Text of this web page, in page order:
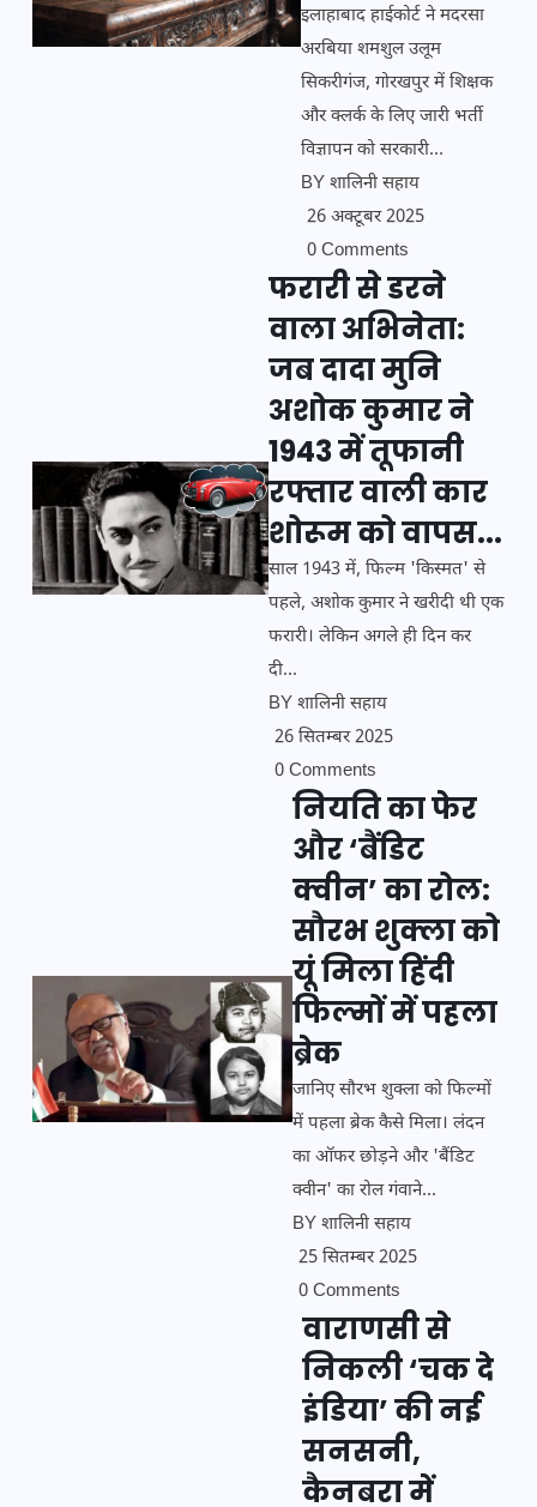
इलाहाबाद हाईकोर्ट ने मदरसा
अरबिया शमशुल उलूम
सिकरीगंज, गोरखपुर में शिक्षक
और क्लर्क के लिए जारी भर्ती
विज्ञापन को सरकारी...
BYशालिनी सहाय
26 अक्टूबर 2025
0 Comments
फरारी से डरने
वाला अभिनेता:
जब दादा मुनि
अशोक कुमार ने
1943 में तूफानी
रफ्तार वाली कार
शोरूम को वापस...
साल 1943 में, फिल्म 'किस्मत' से
पहले, अशोक कुमार ने खरीदी थी एक
फरारी। लेकिन अगले ही दिन कर
दी...
BYशालिनी सहाय
26 सितम्बर 2025
0 Comments
नियति का फेर
और ‘बैंडिट
क्वीन’ का रोल:
सौरभ शुक्ला को
यूं मिला हिंदी
फिल्मों में पहला
ब्रेक
जानिए सौरभ शुक्ला को फिल्मों
में पहला ब्रेक कैसे मिला। लंदन
का ऑफर छोड़ने और 'बैंडिट
क्वीन' का रोल गंवाने...
BY शालिनी सहाय
25 सितम्बर 2025
0 Comments
वाराणसी से
निकली ‘चक दे
इंडिया’ की नई
सनसनी,
कैनबरा में